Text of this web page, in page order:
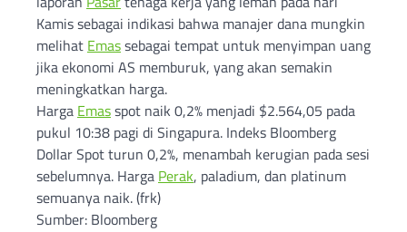
Kamis sebagai indikasi bahwa manajer dana mungkin
melihat Emassebagai tempat untuk menyimpan uang
jika ekonomi AS memburuk, yang akan semakin
meningkatkan harga.
Harga Emasspot naik 0,2% menjadi $2.564,05 pada
pukul 10:38 pagi di Singapura. Indeks Bloomberg
Dollar Spot turun 0,2%, menambah kerugian pada sesi
sebelumnya. Harga Perak, paladium, dan platinum
semuanya naik. (frk)
Sumber: Bloomberg